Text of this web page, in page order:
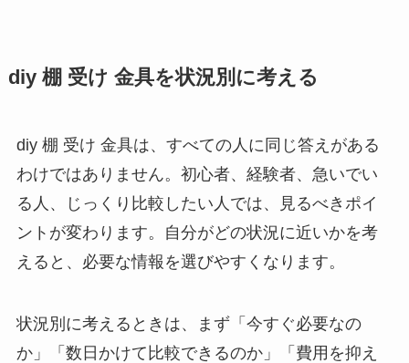
diy 棚 受け 金具を状況別に考える
diy 棚 受け 金具は、すべての人に同じ答えがある
わけではありません。初心者、経験者、急いでい
る人、じっくり比較したい人では、見るべきポイ
ントが変わります。自分がどの状況に近いかを考
えると、必要な情報を選びやすくなります。
状況別に考えるときは、まず「今すぐ必要なの
か」「数日かけて比較できるのか」「費用を抑え